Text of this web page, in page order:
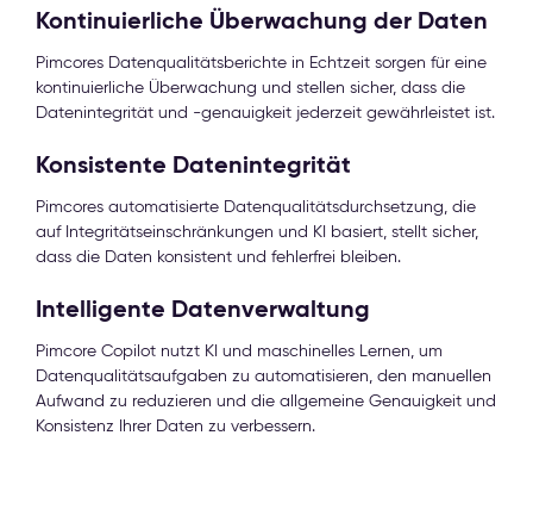
Kontinuierliche Überwachung der Daten
Pimcores Datenqualitätsberichte in Echtzeit sorgen für eine
kontinuierliche Überwachung und stellen sicher, dass die
Datenintegrität und -genauigkeit jederzeit gewährleistet ist.
Konsistente Datenintegrität
Pimcores automatisierte Datenqualitätsdurchsetzung, die
auf Integritätseinschränkungen und KI basiert, stellt sicher,
dass die Daten konsistent und fehlerfrei bleiben.
Intelligente Datenverwaltung
Pimcore Copilot nutzt KI und maschinelles Lernen, um
Datenqualitätsaufgaben zu automatisieren, den manuellen
Aufwand zu reduzieren und die allgemeine Genauigkeit und
Konsistenz Ihrer Daten zu verbessern.